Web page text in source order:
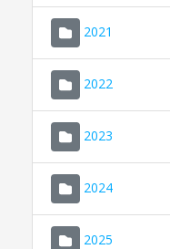
2021
2022
2023
2024
2025